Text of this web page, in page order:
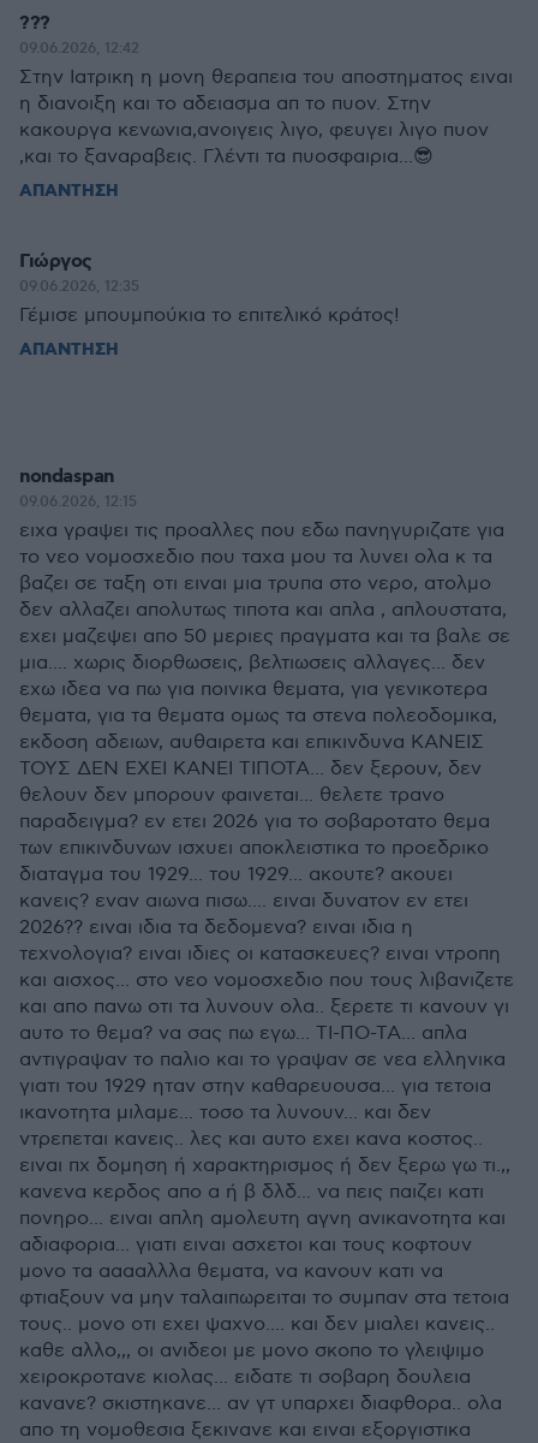
???
09.06.2026, 12:42
Στην Ιατρικη η μονη θεραπεια του αποστηματος ειναι
η διανοιξη και το αδειασμα απ το πυον. Στην
κακουργα κενωνια,ανοιγεις λιγο, φευγει λιγο πυον
,και το ξαναραβεις. Γλέντι τα πυοσφαιρια...😎
ΑΠΑΝΤΗΣΗ
Γιώργος
09.06.2026, 12:35
Γέμισε μπουμπούκια το επιτελικό κράτος!
ΑΠΑΝΤΗΣΗ
nondaspan
09.06.2026, 12:15
ειχα γραψει τις προαλλες που εδω πανηγυριζατε για
το νεο νομοσχεδιο που ταχα μου τα λυνει ολα κ τα
βαζει σε ταξη οτι ειναι μια τρυπα στο νερο, ατολμο
δεν αλλαζει απολυτως τιποτα και απλα , απλουστατα,
εχει μαζεψει απο 50 μεριες πραγματα και τα βαλε σε
μια.... χωρις διορθωσεις, βελτιωσεις αλλαγες... δεν
εχω ιδεα να πω για ποινικα θεματα, για γενικοτερα
θεματα, για τα θεματα ομως τα στενα πολεοδομικα,
εκδοση αδειων, αυθαιρετα και επικινδυνα ΚΑΝΕΙΣ
ΤΟΥΣ ΔΕΝ ΕΧΕΙ ΚΑΝΕΙ ΤΙΠΟΤΑ... δεν ξερουν, δεν
θελουν δεν μπορουν φαινεται... θελετε τρανο
παραδειγμα? εν ετει 2026 για το σοβαροτατο θεμα
των επικινδυνων ισχυει αποκλειστικα το προεδρικο
διαταγμα του 1929... του 1929... ακουτε? ακουει
κανεις? εναν αιωνα πισω.... ειναι δυνατον εν ετει
2026?? ειναι ιδια τα δεδομενα? ειναι ιδια η
τεχνολογια? ειναι ιδιες οι κατασκευες? ειναι ντροπη
και αισχος... στο νεο νομοσχεδιο που τους λιβανιζετε
και απο πανω οτι τα λυνουν ολα.. ξερετε τι κανουν γι
αυτο το θεμα? να σας πω εγω... ΤΙ-ΠΟ-ΤΑ... απλα
αντιγραψαν το παλιο και το γραψαν σε νεα ελληνικα
γιατι του 1929 ηταν στην καθαρευουσα... για τετοια
ικανοτητα μιλαμε... τοσο τα λυνουν... και δεν
ντρεπεται κανεις.. λες και αυτο εχει κανα κοστος..
ειναι πχ δομηση ή χαρακτηρισμος ή δεν ξερω γω τι.,,
κανενα κερδος απο α ή β δλδ... να πεις παιζει κατι
πονηρο... ειναι απλη αμολευτη αγνη ανικανοτητα και
αδιαφορια... γιατι ειναι ασχετοι και τους κοφτουν
μονο τα ααααλλλα θεματα, να κανουν κατι να
φτιαξουν να μην ταλαιπωρειται το συμπαν στα τετοια
τους.. μονο οτι εχει ψαχνο.... και δεν μιαλει κανεις..
καθε αλλο,,, οι ανιδεοι με μονο σκοπο το γλειψιμο
χειροκροτανε κιολας... ειδατε τι σοβαρη δουλεια
κανανε? σκιστηκανε... αν γτ υπαρχει διαφθορα.. ολα
απο τη νομοθεσια ξεκινανε και ειναι εξοργιστικα